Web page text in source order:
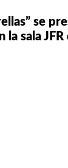
se
la sala JFR